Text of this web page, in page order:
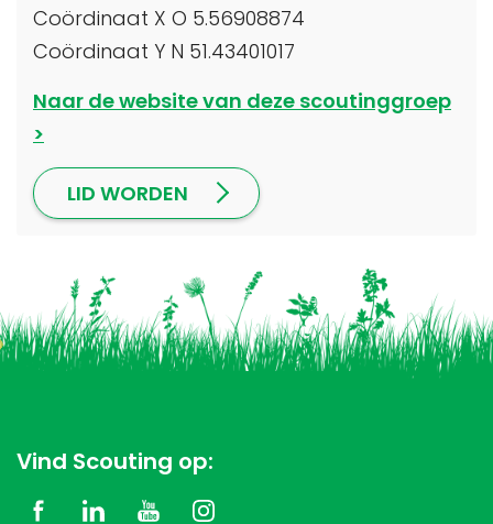
Coördinaat X O 5.56908874
Coördinaat Y N 51.43401017
Naar de website van deze scoutinggroep
LID WORDEN
Vind Scouting op: